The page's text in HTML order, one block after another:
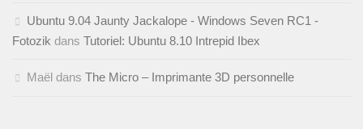
Ubuntu 9.04 Jaunty Jackalope - Windows Seven RC1 -
Fotozik dans Tutoriel: Ubuntu 8.10 Intrepid Ibex
Maël dans The Micro – Imprimante 3D personnelle